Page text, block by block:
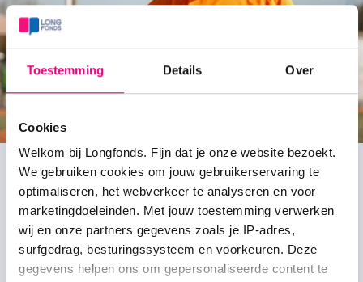
Toestemming Details Over
Cookies
Welkom bij Longfonds. Fijn dat je onze website bezoekt.
We gebruiken cookies om jouw gebruikerservaring te
optimaliseren, het webverkeer te analyseren en voor
marketingdoeleinden. Met jouw toestemming verwerken
wij en onze partners gegevens zoals je IP-adres,
surfgedrag, besturingssysteem en voorkeuren. Deze
gegevens helpen ons om gepersonaliseerde content te
Meedoen met korfbal? Alleen als mijn astma het
toelaat.